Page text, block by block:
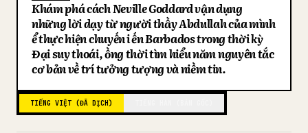
Blog
Cập nhật
Khám phá cách Neville Goddard vận dụng
những lời dạy từ người thầy Abdullah của mình
để thực hiện chuyến đi đến Barbados trong thời kỳ
Đại suy thoái, đồng thời tìm hiểu năm nguyên tắc
cơ bản về trí tưởng tượng và niềm tin.
TIẾNG VIỆT (ĐÃ DỊCH)